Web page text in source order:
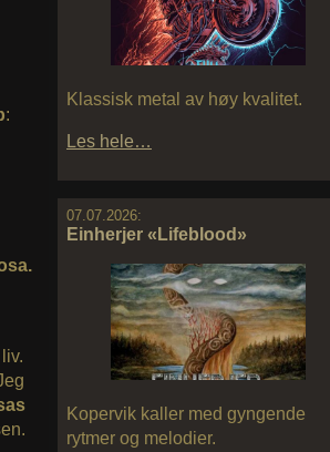
Klassisk metal av høy kvalitet.
Les hele…
07.07.2026:
Einherjer «Lifeblood»
Kopervik kaller med gyngende
rytmer og melodier.
: